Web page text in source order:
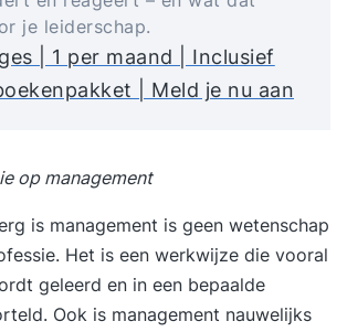
je leiderschap.
| 1 per maand | Inclusief
| Meld je nu aan
op management
is management is geen wetenschap
Het is een werkwijze die vooral
geleerd en in een bepaalde
Ook is management nauwelijks